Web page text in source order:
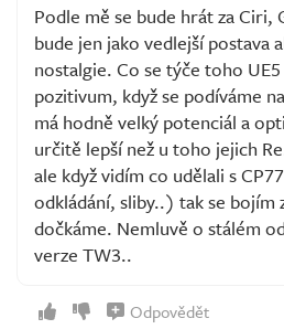
Podle mě se bude hrát za Ciri,
bude jen jako vedlejší postava
nostalgie. Co se týče toho
pozitivum, když se podíváme
má hodně velký potenciál a
určitě lepší než u toho jejich
ale když vidím co udělali s
odkládání, sliby..) tak se bojím
dočkáme. Nemluvě o stálém
verze TW3..
Odpovědět